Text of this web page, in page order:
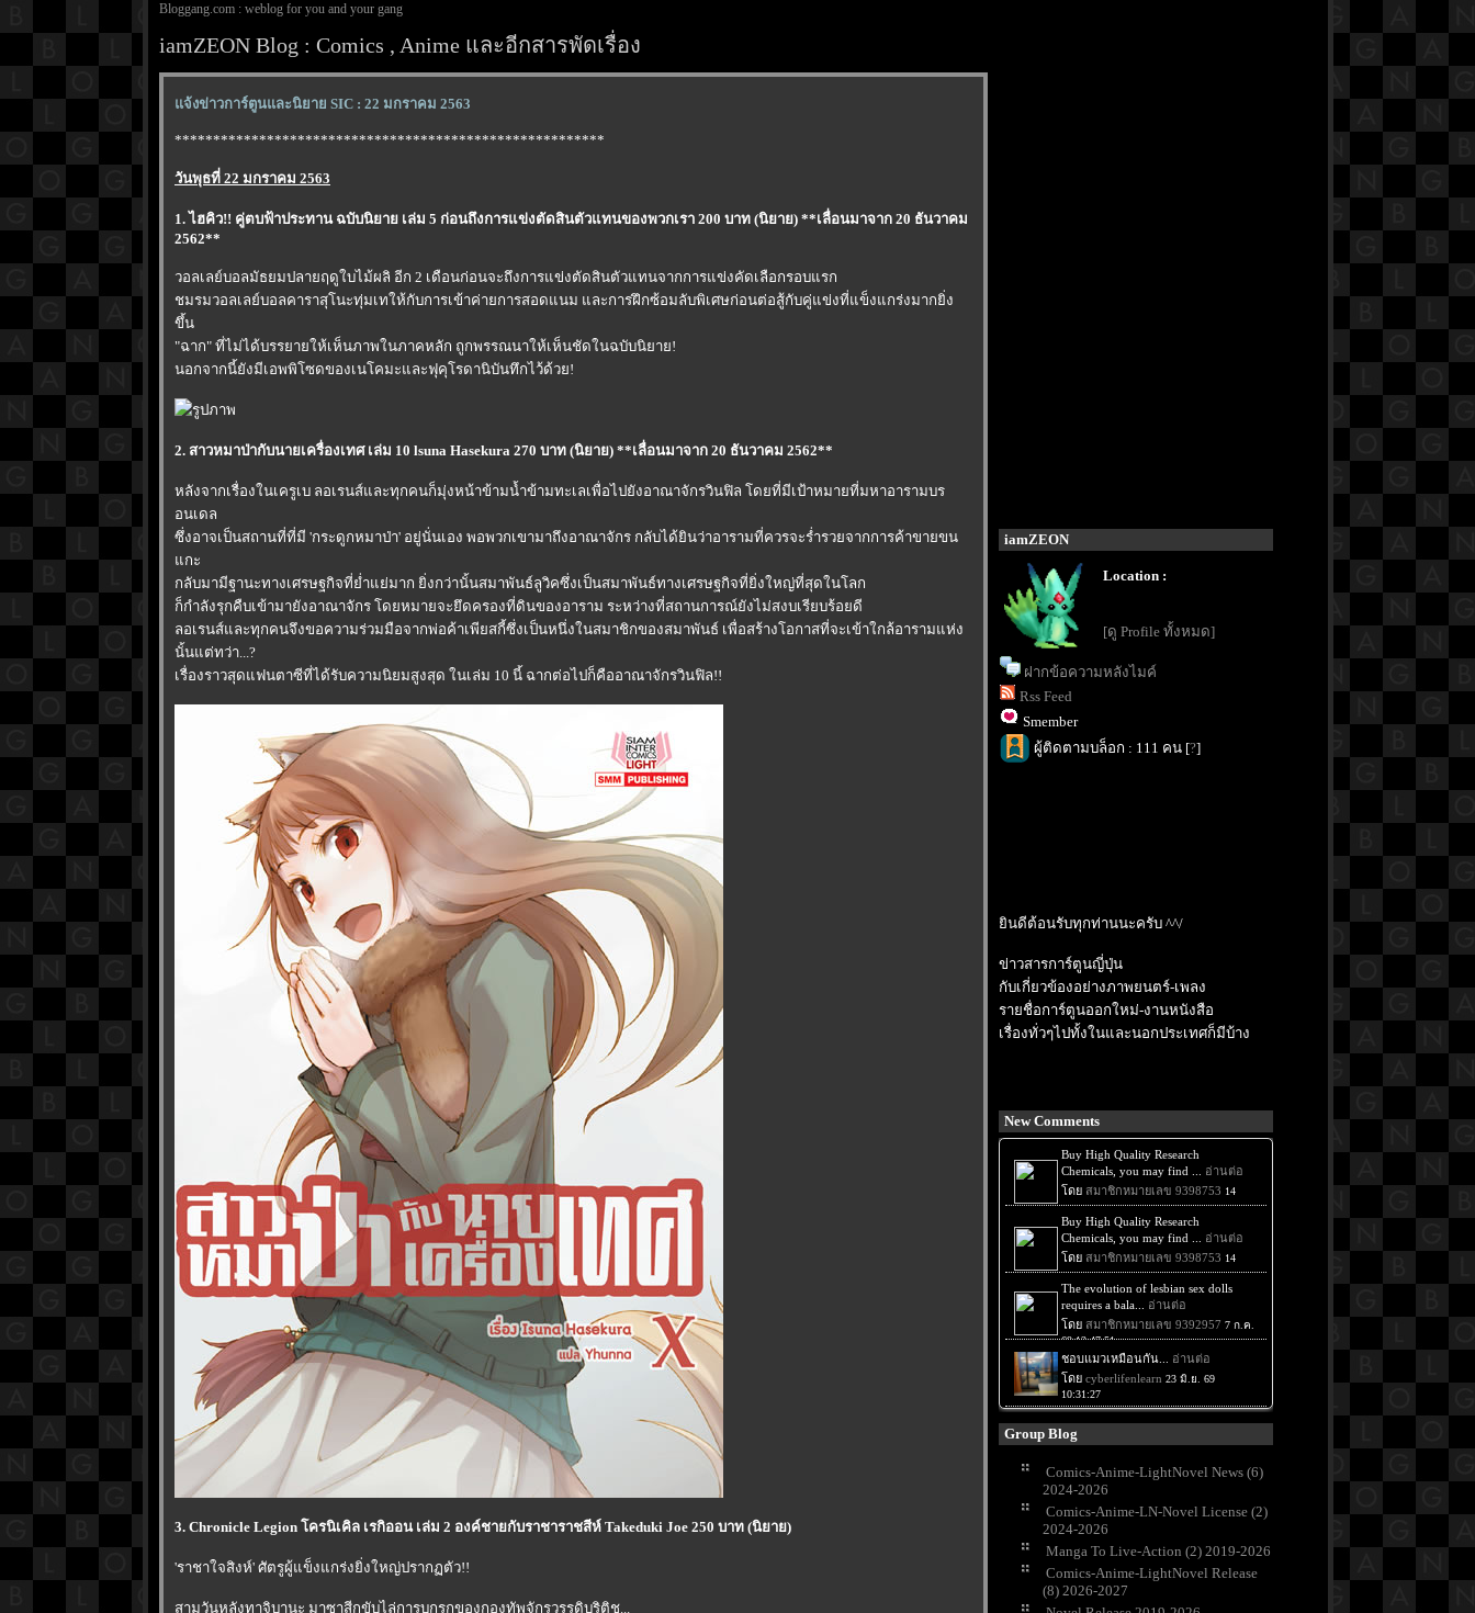
Bloggang.com : weblog for you and your gang
iamZEON Blog : Comics , Anime และอีกสารพัดเรื่อง
จ้งข่าวการ์ตูนและนิยาย SIC : 22 มกราคม 2563
********************************************************
วันพุธที่ 22 มกราคม 2563
1. ไฮคิว!! คู่ตบฟ้าประทาน ฉบับนิยาย เล่ม 5 ก่อนถึงการแข่งตัดสินตัวแทนของพวกเรา 200 บาท (นิยาย) **เลื่อนมาจาก 20 ธันวาคม
2562**
วอลเลย์บอลมัธยมปลายฤดูใบไม้ผลิ อีก 2 เดือนก่อนจะถึงการแข่งตัดสินตัวแทนจากการแข่งคัดเลือกรอบแรก
ชมรมวอลเลย์บอลคาราสุโนะทุ่มเทให้กับการเข้าค่ายการสอดแนม และการฝึกซ้อมลับพิเศษก่อนต่อสู้กับคู่แข่งที่แข็งแกร่งมากยิ่ง
ขึ้น
"ฉาก" ที่ไม่ได้บรรยายให้เห็นภาพในภาคหลัก ถูกพรรณนาให้เห็นชัดในฉบับนิยาย!
นอกจากนี้ยังมีเอพพิโซดของเนโคมะและฟุคุโรดานิบันทึกไว้ด้วย!
2. สาวหมาป่ากับนายเครื่องเทศ เล่ม 10 lsuna Hasekura 270 บาท (นิยาย) **เลื่อนมาจาก 20 ธันวาคม 2562**
หลังจากเรื่องในเครูเบ ลอเรนส์และทุกคนก็มุ่งหน้าข้ามน้ำข้ามทะเลเพื่อไปยังอาณาจักรวินฟิล โดยที่มีเป้าหมายที่มหาอารามบร
อนเดล
ซึ่งอาจเป็นสถานที่ที่มี 'กระดูกหมาป่า' อยู่นั่นเอง พอพวกเขามาถึงอาณาจักร กลับได้ยินว่าอารามที่ควรจะร่ำรวยจากการค้าขายขน
กะ
กลับมามีฐานะทางเศรษฐกิจที่ย่ำแย่มาก ยิ่งกว่านั้นสมาพันธ์ลูวิคซึ่งเป็นสมาพันธ์ทางเศรษฐกิจที่ยิ่งใหญ่ที่สุดในโลก
ก็กำลังรุกคืบเข้ามายังอาณาจักร โดยหมายจะยึดครองที่ดินของอาราม ระหว่างที่สถานการณ์ยังไม่สงบเรียบร้อยดี
ลอเรนส์และทุกคนจึงขอความร่วมมือจากพ่อค้าเพียสกี้ซึ่งเป็นหนึ่งในสมาชิกของสมาพันธ์ เพื่อสร้างโอกาสที่จะเข้าใกล้อารามแห่ง
นั้นแต่ทว่า...?
เรื่องราวสุดแฟนตาซีที่ได้รับความนิยมสูงสุด ในเล่ม 10 นี้ ฉากต่อไปก็คืออาณาจักรวินฟิล!!
3. Chronicle Legion โครนิเคิล เรกิออน เล่ม 2 องค์ชายกับราชาราชสีห์ Takeduki Joe 250 บาท (นิยาย)
'ราชาใจสิงห์' ศัตรูผู้แข็งแกร่งยิ่งใหญ่ปรากฏตัว!!
สามวันหลังทาจิบานะ มาซาสีกุขับไล่การบุกรุกของกองทัพจักรวรรดิบริติช...
iamZEON
Location :
[ดู Profile ทั้งหมด]
ฝากข้อความหลังไมค์
Rss Feed
Smember
ผู้ติดตามบล็อก : 111 คน [?]
ินดีต้อนรับทุกท่านนะครับ ^^/
ข่าวสารการ์ตูนญี่ปุ่น
กับเกี่ยวข้องอย่างภาพยนตร์-เพลง
รายชื่อการ์ตูนออกใหม่-งานหนังสือ
เรื่องทั่วๆไปทั้งในและนอกประเทศก็มีบ้าง
New Comments
Group Blog
Comics-Anime-LightNovel News (6)
2024-2026
Comics-Anime-LN-Novel License (2)
2024-2026
Manga To Live-Action (2) 2019-2026
Comics-Anime-LightNovel Release
(8) 2026-2027